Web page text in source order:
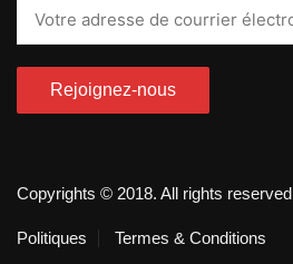
Copyrights © 2018. All rights reserved
Politiques Termes & Conditions